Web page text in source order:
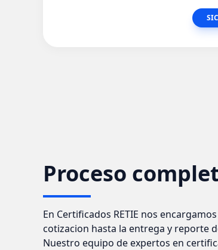
Proceso
En Certificados RETIE nos
cotizacion hasta la entrega y reporte
Nuestro equipo de expertos en